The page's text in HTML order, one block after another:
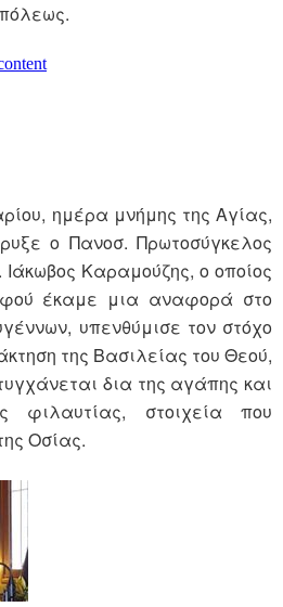
, ημέρα μνήμης της Αγίας,
ο Πανοσ. Πρωτοσύγκελος
Ιάκωβος Καραμούζης, ο οποίος
έκαμε μια αναφορά στο
υπενθύμισε τον στόχο
της Βασιλείας του Θεού,
δια της αγάπης και
φιλαυτίας, στοιχεία που
Οσίας.